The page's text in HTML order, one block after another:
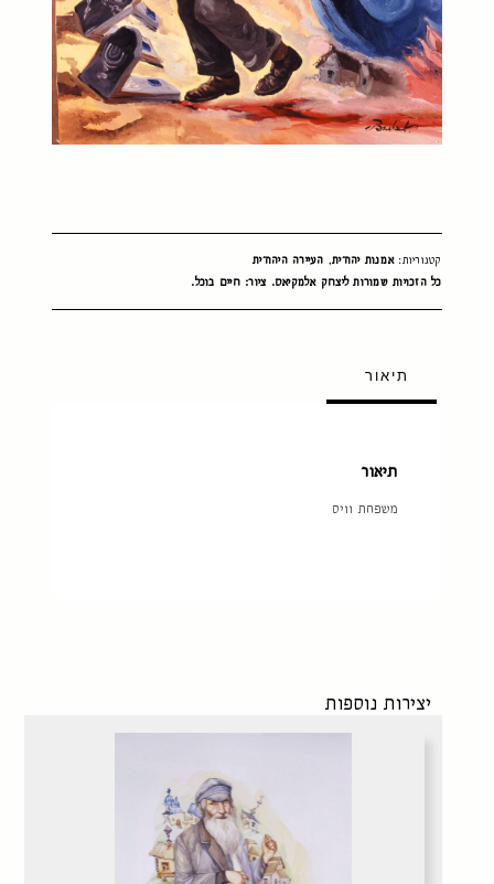
קטגוריות:אמנות יהודית, העיירה היהודית
כל הזכויות שמורות ליצחק אלמקיאס. ציור: חיים בוכל.
תיאור
תיאור
משפחת וויס
יצירות נוספות